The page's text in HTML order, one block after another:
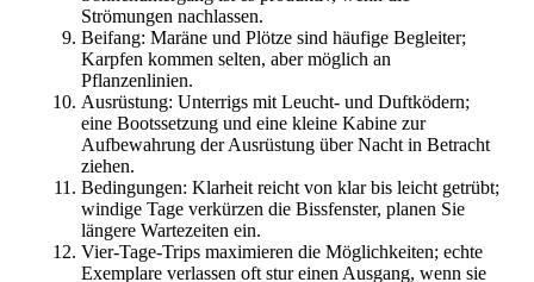
Strömungen nachlassen.
Beifang: Maräne und Plötze sind häufige Begleiter;
Karpfen kommen selten, aber möglich an
Pflanzenlinien.
Ausrüstung: Unterrigs mit Leucht- und Duftködern;
eine Bootssetzung und eine kleine Kabine zur
Aufbewahrung der Ausrüstung über Nacht in Betracht
ziehen.
Bedingungen: Klarheit reicht von klar bis leicht getrübt;
windige Tage verkürzen die Bissfenster, planen Sie
längere Wartezeiten ein.
Vier-Tage-Trips maximieren die Möglichkeiten; echte
Exemplare verlassen oft stur einen Ausgang, wenn sie